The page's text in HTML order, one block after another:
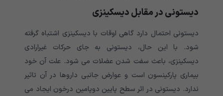
دیستونی در مقابل دیسکینزی
دیستونی احتمال دارد گاهی اوقات با دیسکینزی اشتباه گرفته
شود. با این حال، دیستونی به جای حرکات غیرارادی
دیسکینزی، باعث سفت شدن عضلات می شود. علت آن خود
بیماری پارکینسون است و عوارض جانبی داروها در آن تاثیر
ندارد. دیستونی در اثر سطح پایین دوپامین درخون ایجاد می